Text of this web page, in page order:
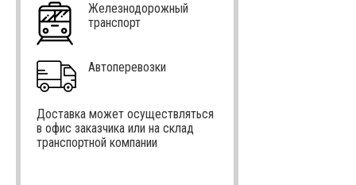
Железнодорожный
транспорт
Автоперевозки
Доставка может осуществляться
в офис заказчика или на склад
транспортной компании